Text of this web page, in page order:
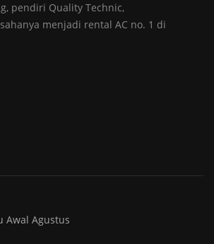
pendiri Quality Technic,
menjadi rental AC no. 1 di
Awal Agustus